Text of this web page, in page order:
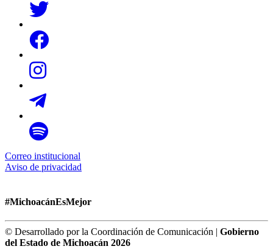
Correo institucional
Aviso de privacidad
#MichoacánEsMejor
© Desarrollado por la Coordinación de Comunicación | Gobierno
del Estado de Michoacán 2026